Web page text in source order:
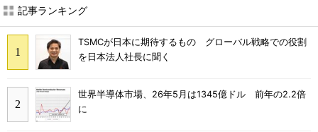
記事ランキング
TSMCが日本に期待するもの グローバル戦略での役割
を日本法人社長に聞く
世界半導体市場、26年5月は1345億ドル 前年の2.2倍
に